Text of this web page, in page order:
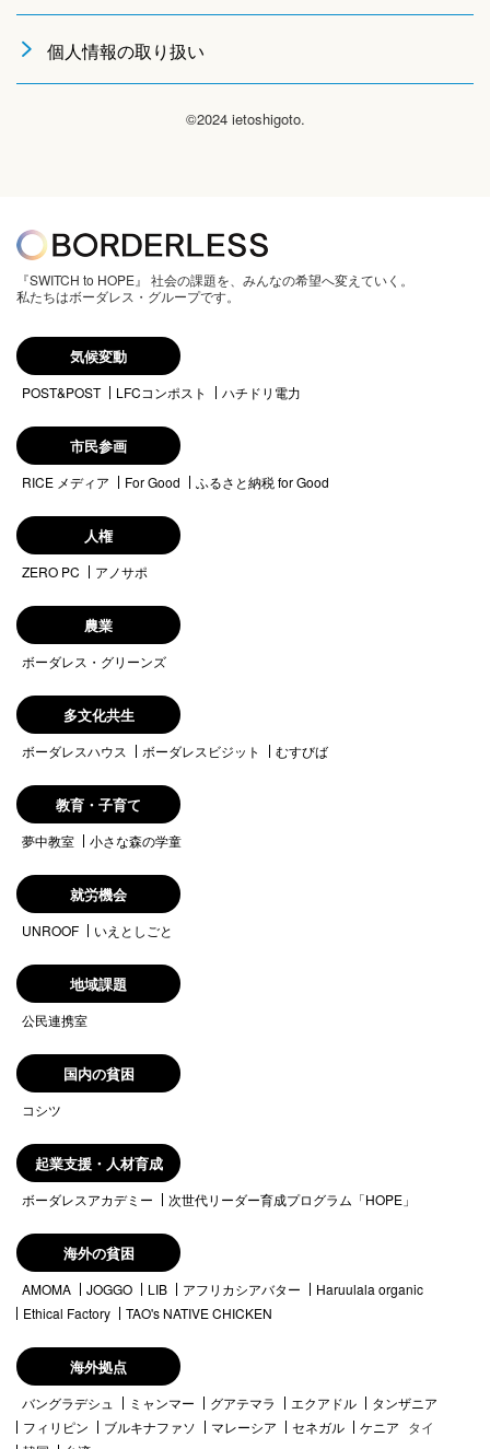
個人情報の取り扱い
©2024 ietoshigoto.
『SWITCH to HOPE』 社会の課題を、みんなの希望へ変えていく。
私たちはボーダレス・グループです。
気候変動
POST&POST LFCコンポスト ハチドリ電力
市民参画
RICE メディア For Good ふるさと納税 for Good
人権
ZERO PC アノサポ
農業
ボーダレス・グリーンズ
多文化共生
ボーダレスハウス ボーダレスビジット むすびば
教育・子育て
夢中教室 小さな森の学童
就労機会
UNROOF いえとしごと
地域課題
公民連携室
国内の貧困
コシツ
起業支援・人材育成
ボーダレスアカデミー 次世代リーダー育成プログラム「HOPE」
海外の貧困
AMOMA JOGGO LIB アフリカシアバター
Haruulala organic
Ethical Factory
TAO's NATIVE CHICKEN
海外拠点
バングラデシュ ミャンマー グアテマラ エクアドル
タンザニア
フィリピン
ブルキナファソ マレーシア セネガル ケニア タイ